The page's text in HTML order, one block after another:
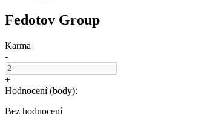
Fedotov Group
Karma
-
+
Hodnocení (body):
Bez hodnocení